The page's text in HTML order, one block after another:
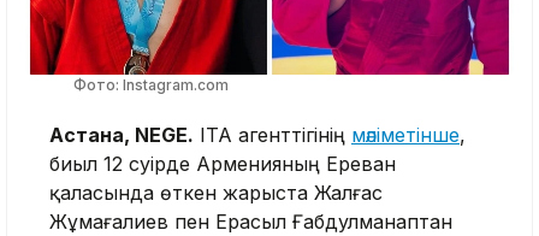
Фото: Instagram.com
Астана, NEGE. ITA агенттігінің мәліметінше,
биыл 12 сәуірде Арменияның Ереван
қаласында өткен жарыста Жалғас
Жұмағалиев пен Ерасыл Ғабдулманаптан